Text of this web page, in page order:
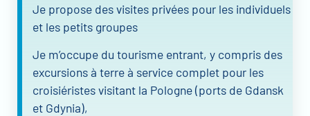
Je propose des visites privées pour les individuels
et les petits groupes
Je m’occupe du tourisme entrant, y compris des
excursions à terre à service complet pour les
croisiéristes visitant la Pologne (ports de Gdansk
et Gdynia),